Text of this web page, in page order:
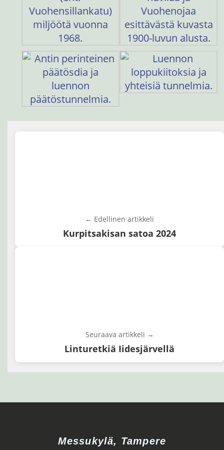
← Edellinen artikkeli
Kurpitsakisan satoa 2024
Seuraava artikkeli →
Linturetkiä Iidesjärvellä
Messukylä, Tampere